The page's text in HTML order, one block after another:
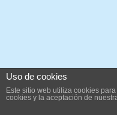
Uso de cookies
Este sitio web utiliza cookies
cookies y la aceptación de